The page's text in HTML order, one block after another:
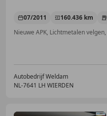
07/2011 160.436 km
Autobedrijf Weldam
NL-7641 LH WIERDEN